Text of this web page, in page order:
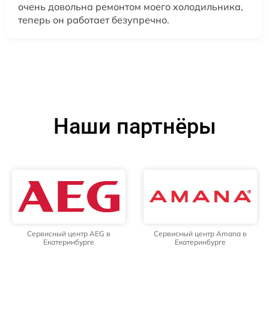
очень довольна ремонтом моего холодильника,
теперь он работает безупречно.
Наши партнёры
Сервисный центр AEG в
Екатеринбурге
Сервисный центр Amana в
Екатеринбурге